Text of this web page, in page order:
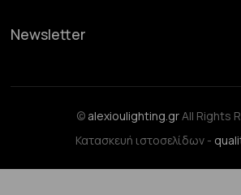
Newsletter
© alexioulighting.grAll Rights
Κατασκευή ιστοσελίδων -